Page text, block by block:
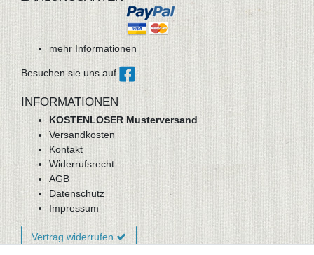
mehr Informationen
Besuchen sie uns auf
INFORMATIONEN
KOSTENLOSER Musterversand
Versandkosten
Kontakt
Widerrufsrecht
AGB
Datenschutz
Impressum
Vertrag widerrufen